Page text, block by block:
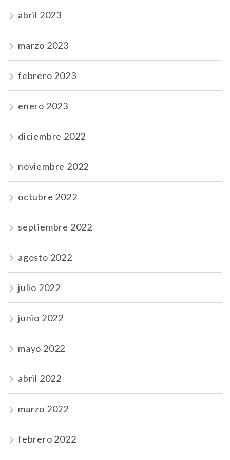
abril 2023
marzo 2023
febrero 2023
enero 2023
diciembre 2022
noviembre 2022
octubre 2022
septiembre 2022
agosto 2022
julio 2022
junio 2022
mayo 2022
abril 2022
marzo 2022
febrero 2022